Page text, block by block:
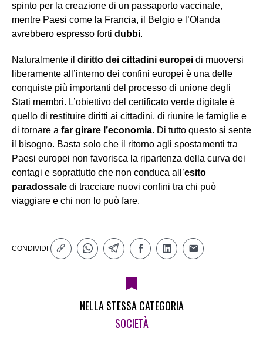
spinto per la creazione di un passaporto vaccinale,
mentre Paesi come la Francia, il Belgio e l’Olanda
avrebbero espresso forti dubbi.
Naturalmente il diritto dei cittadini europei di muoversi
liberamente all’interno dei confini europei è una delle
conquiste più importanti del processo di unione degli
Stati membri. L’obiettivo del certificato verde digitale è
quello di restituire diritti ai cittadini, di riunire le famiglie e
di tornare a far girare l’economia. Di tutto questo si sente
il bisogno. Basta solo che il ritorno agli spostamenti tra
Paesi europei non favorisca la ripartenza della curva dei
contagi e soprattutto che non conduca all’esito
paradossale di tracciare nuovi confini tra chi può
viaggiare e chi non lo può fare.
CONDIVIDI
NELLA STESSA CATEGORIA
SOCIETÀ